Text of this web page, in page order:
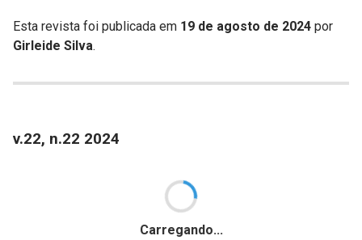
Esta revista foi publicada em 19 de agosto de 2024 por
Girleide Silva.
v.22, n.22 2024
Carregando...